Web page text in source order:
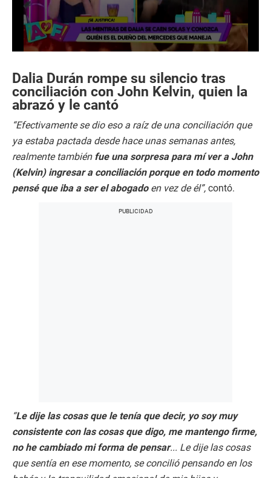
e
c
o
n
s
f
6
m
i
n
u
Dalia Durán rompe su silencio tras
conciliación con John Kelvin, quien la
abrazó y le cantó
“Efectivamente se dio eso a raíz de una conciliación que
ya estaba pactada desde hace unas semanas antes,
realmente también fue una sorpresa para mí ver a John
(Kelvin) ingresar a conciliación porque en todo momento
pensé que iba a ser el abogado en vez de él”, contó.
“Le dije las cosas que le tenía que decir, yo soy muy
consistente con las cosas que digo, me mantengo firme,
no he cambiado mi forma de pensar... Le dije las cosas
que sentía en ese momento, se concilió pensando en los